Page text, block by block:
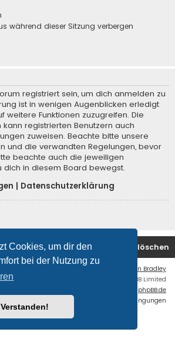
Cookies, um dir den
bei der Nutzung zu
Verstanden!
während dieser Sitzung verbergen
registriert sein, um dich anmelden zu
ist in wenigen Augenblicken erledigt
weitere Funktionen zuzugreifen. Die
registrierten Benutzern auch
zuweisen. Beachte bitte unsere
und die verwandten Regelungen, bevor
beachte auch die jeweiligen
dich in diesem Board bewegst.
Datenschutzerklärung
Alle Cookies löschen
Kontakt
Ian Bradley
Powered by
® Forum Software © phpBB Limited
phpBB.de
Nutzungsbedingungen